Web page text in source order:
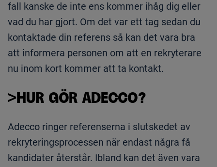
fall kanske de inte ens kommer ihåg dig eller
vad du har gjort. Om det var ett tag sedan du
kontaktade din referens så kan det vara bra
att informera personen om att en rekryterare
nu inom kort kommer att ta kontakt.
>HUR GÖR ADECCO?
Adecco ringer referenserna i slutskedet av
rekryteringsprocessen när endast några få
kandidater återstår. Ibland kan det även vara